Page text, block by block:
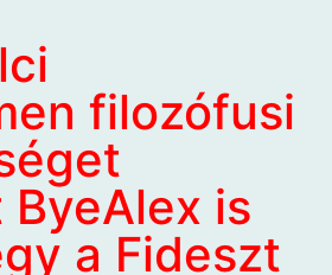
filozófusi
is
a Fideszt